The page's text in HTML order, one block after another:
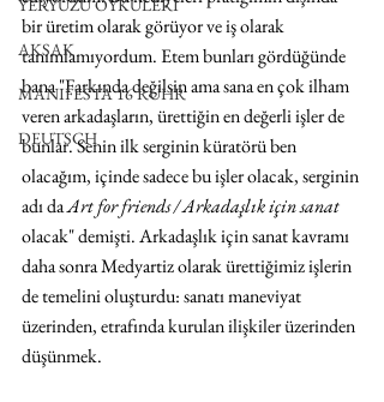
YERYÜZÜ ÖYKÜLERİ
AKSAK
MANIFESTA 16 RUHR
DEUTSCH
bir üretim olarak görüyor ve iş olarak
tanımlamıyordum. Etem bunları gördüğünde
bana "Farkında değilsin ama sana en çok ilham
veren arkadaşların, ürettiğin en değerli işler de
bunlar. Senin ilk serginin küratörü ben
olacağım, içinde sadece bu işler olacak, serginin
adı da Art for friends / Arkadaşlık için sanat
olacak" demişti. Arkadaşlık için sanat kavramı
daha sonra Medyartiz olarak ürettiğimiz işlerin
de temelini oluşturdu: sanatı maneviyat
üzerinden, etrafında kurulan ilişkiler üzerinden
düşünmek.